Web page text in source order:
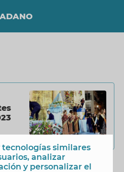
tecnologías similares
analizar
y personalizar el